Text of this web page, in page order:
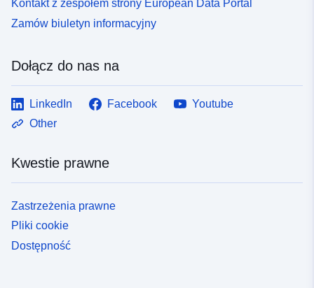
Kontakt z zespołem strony European Data Portal
Zamów biuletyn informacyjny
Dołącz do nas na
LinkedIn Facebook
Youtube
Other
Kwestie prawne
Zastrzeżenia prawne
Pliki cookie
Dostępność